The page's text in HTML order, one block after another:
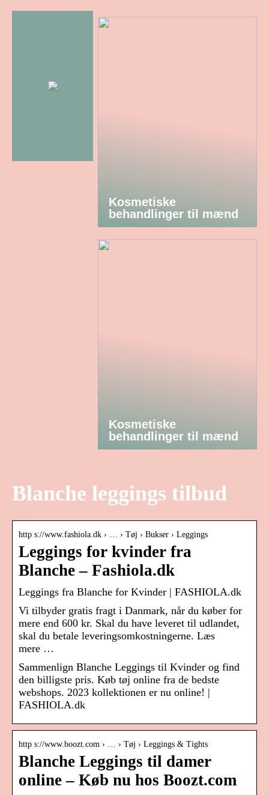
Kosmetiske
behandlinger til mænd
Kosmetiske
behandlinger til mænd
Blanche leggings tilbud
http s://www.fashiola.dk › … › Tøj › Bukser › Leggings
Leggings for kvinder fra
Blanche – Fashiola.dk
Leggings fra Blanche for Kvinder | FASHIOLA.dk
Vi tilbyder gratis fragt i Danmark, når du køber for
mere end 600 kr. Skal du have leveret til udlandet,
skal du betale leveringsomkostningerne. Læs
mere …
Sammenlign Blanche Leggings til Kvinder og find
den billigste pris. Køb tøj online fra de bedste
webshops. 2023 kollektionen er nu online! |
FASHIOLA.dk
http s://www.boozt.com › … › Tøj › Leggings & Tights
Blanche Leggings til damer
online – Køb nu hos Boozt.com